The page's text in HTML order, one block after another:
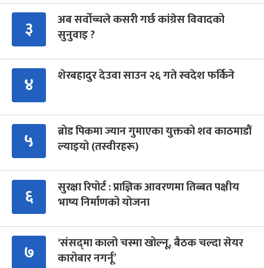
३
अब सर्वोच्चले कसरी गर्छ कांग्रेस विवादको
सुनुवाइ ?
४ शेरबहादुर देउवा साउन २६ गते स्वदेश फर्किने
५
ब्रोड पिकमा ज्यान गुमाएका युक्तको शव काठमाडौं
ल्याइयो (तस्वीरहरू)
६
सुरक्षा रिपोर्ट : प्राज्ञिक आवरणमा तिब्बत पक्षीय
भाष्य निर्माणको योजना
७
‘संसद्‍मा कालो चस्मा खोल्नू, बैठक चल्दा सेयर
कारोबार नगर्नू’